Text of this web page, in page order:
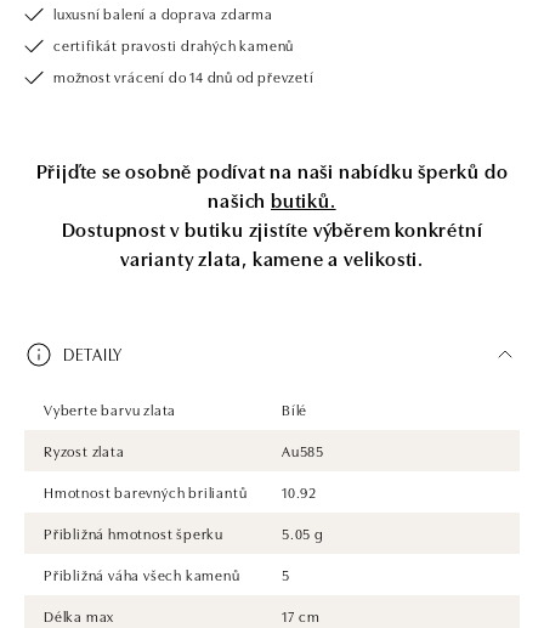
luxusní balení a doprava zdarma
certifikát pravosti drahých kamenů
možnost vrácení do 14 dnů od převzetí
Přijďte se osobně podívat na naši nabídku šperků do
našich butiků.
Dostupnost v butiku zjistíte výběrem konkrétní
varianty zlata, kamene a velikosti.
DETAILY
Vyberte barvu zlata
Bílé
Ryzost zlata
Au585
Hmotnost barevných briliantů
10.92
Přibližná hmotnost šperku
5.05 g
Přibližná váha všech kamenů
5
Délka max
17 cm